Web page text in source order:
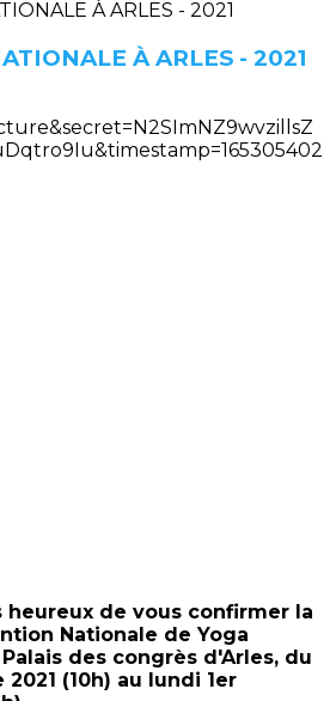
À ARLES - 2021
heureux de vous confirmer la
Nationale de Yoga
Palais des congrès d'Arles, du
(10h) au lundi 1er